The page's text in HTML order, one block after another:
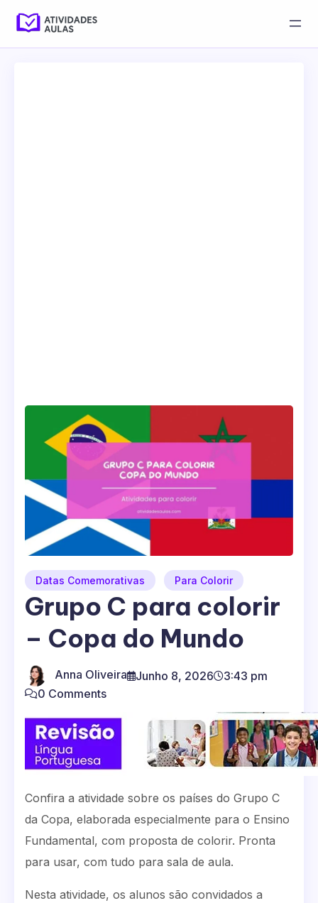
Datas Comemorativas Para Colorir
Grupo C para colorir
– Copa do Mundo
Anna Oliveira Junho 8, 2026
3:43 pm
0 Comments
Confira a atividade sobre os países do Grupo C
da Copa, elaborada especialmente para o Ensino
Fundamental, com proposta de colorir. Pronta
para usar, com tudo para sala de aula.
Nesta atividade, os alunos são convidados a